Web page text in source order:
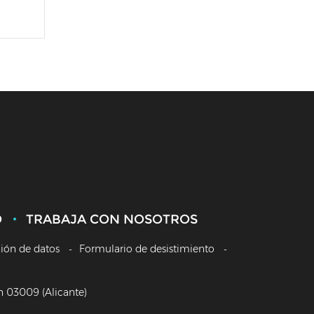
TRABAJA CON NOSOTROS
de datos Formulario de desistimiento
03009 (Alicante)